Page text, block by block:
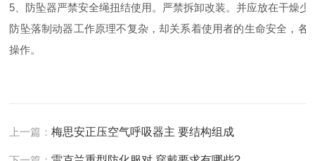
5、防坠器严禁安全绳扭结使用。严禁拆卸改装。并应放在干燥少
防坠落制动器工作原理不复杂，却关系着使用者的生命安全，
操作。
上一篇：梅思安正压空气呼吸器主 要结构组成